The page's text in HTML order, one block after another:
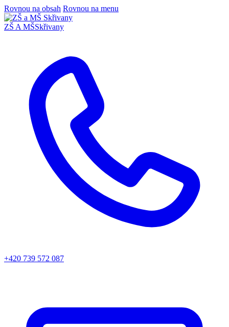
Rovnou na obsah Rovnou na menu
ZŠ A MŠSkřivany
+420 739 572 087